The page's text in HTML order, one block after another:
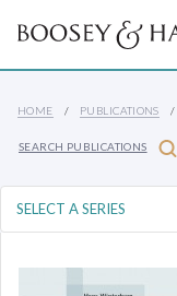
HOME PUBLICATIONS
SEARCH PUBLICATIONS